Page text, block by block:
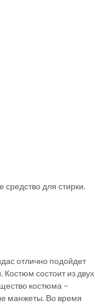
для стирки.
отлично подойдет
Костюм состоит из двух
костюма –
манжеты. Во время